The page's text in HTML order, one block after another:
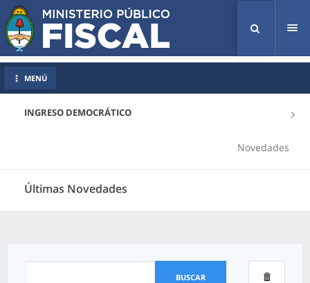
INGRESO DEMOCRÁTICO
Novedades
Últimas Novedades
MENÚ
BUSCAR